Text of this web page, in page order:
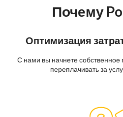
Почему
Оптимизация
С нами вы начнете собственное
переплачивать за